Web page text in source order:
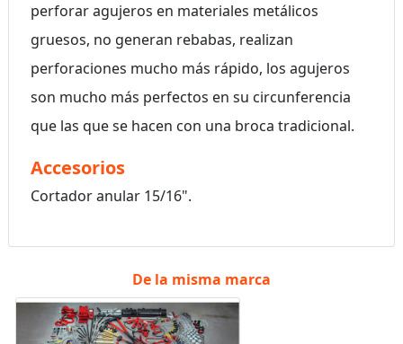
perforar agujeros en materiales metálicos
gruesos, no generan rebabas, realizan
perforaciones mucho más rápido, los agujeros
son mucho más perfectos en su circunferencia
que las que se hacen con una broca tradicional.
Accesorios
Cortador anular 15/16".
De la misma marca